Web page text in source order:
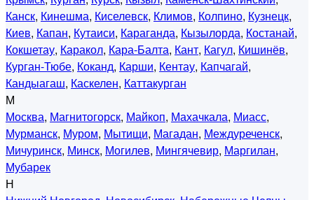
Канск, Кинешма, Киселевск, Климов, Колпино, Кузнецк,
Киев, Капан, Кутаиси, Караганда, Кызылорда, Костанай,
Кокшетау, Каракол, Кара-Балта, Кант, Кагул, Кишинёв,
Курган-Тюбе, Коканд, Карши, Кентау, Капчагай,
Кандыагаш, Каскелен, Каттакурган
М
Москва, Магнитогорск, Майкоп, Махачкала, Миасс,
Мурманск, Муром, Мытищи, Магадан, Междуреченск,
Мичуринск, Минск, Могилев, Мингячевир, Маргилан,
Мубарек
Н